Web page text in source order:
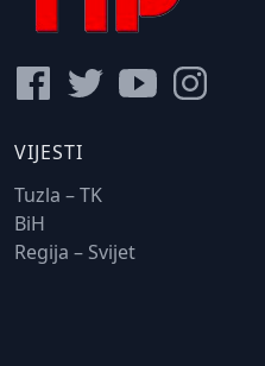
VIJESTI
Tuzla – TK
BiH
Regija – Svijet